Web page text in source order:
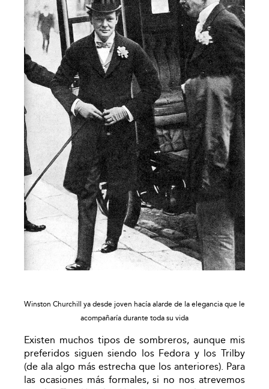
Winston Churchill ya desde joven hacía alarde de la elegancia que le
acompañaría durante toda su vida
Existen muchos tipos de sombreros, aunque mis
preferidos siguen siendo los Fedora y los Trilby
(de ala algo más estrecha que los anteriores). Para
las ocasiones más formales, si no nos atrevemos